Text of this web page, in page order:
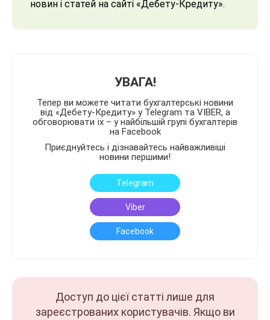
новин і статей на сайті «Дебету-Кредиту».
УВАГА!
Тепер ви можете читати бухгалтерські новини
від «Дебету-Кредиту» у Telegram та VIBER, а
обговорювати їх – у найбільшій групі бухгалтерів
на Facebook
Приєднуйтесь і дізнавайтесь найважливіші
новини першими!
Telegram
Viber
Facebook
Доступ до цієї статті лише для
зареєстрованих користувачів. Якщо ви